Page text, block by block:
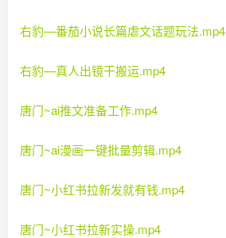
右豹—番茄小说长篇虐文话题玩法.mp4
右豹—真人出镜干搬运.mp4
唐门~ai推文准备工作.mp4
唐门~ai漫画一键批量剪辑.mp4
唐门~小红书拉新发就有钱.mp4
唐门~小红书拉新实操.mp4